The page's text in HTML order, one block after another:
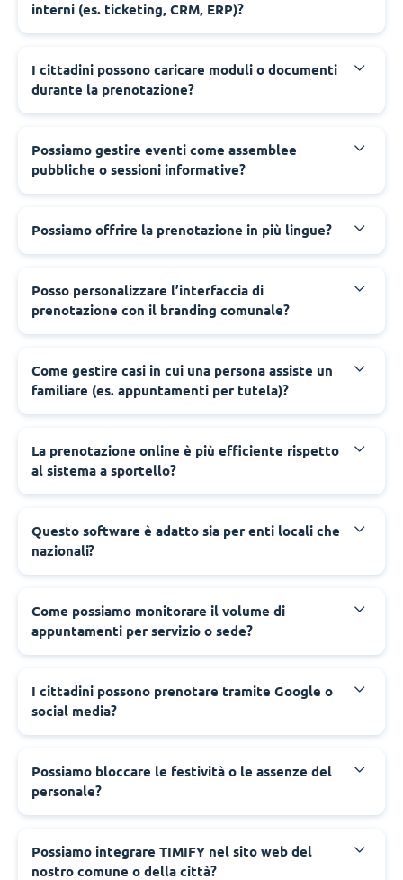
interni (es. ticketing, CRM, ERP)?
‍I cittadini possono caricare moduli o documenti
durante la prenotazione?
‍Possiamo gestire eventi come assemblee
pubbliche o sessioni informative?
‍Possiamo offrire la prenotazione in più lingue?
‍Posso personalizzare l’interfaccia di
prenotazione con il branding comunale?
‍Come gestire casi in cui una persona assiste un
familiare (es. appuntamenti per tutela)?
‍La prenotazione online è più efficiente rispetto
al sistema a sportello?
‍Questo software è adatto sia per enti locali che
nazionali?
‍Come possiamo monitorare il volume di
appuntamenti per servizio o sede?
‍I cittadini possono prenotare tramite Google o
social media?
‍Possiamo bloccare le festività o le assenze del
personale?
‍Possiamo integrare TIMIFY nel sito web del
nostro comune o della città?